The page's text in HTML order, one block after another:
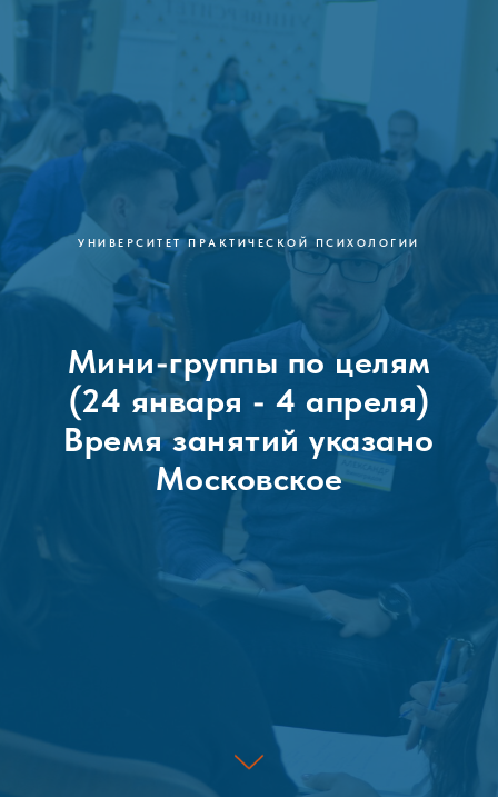
УНИВЕРСИТЕТ ПРАКТИЧЕСКОЙ ПСИХОЛОГИИ
Мини-группы по целям
(24 января - 4 апреля)
Время занятий указано
Московское